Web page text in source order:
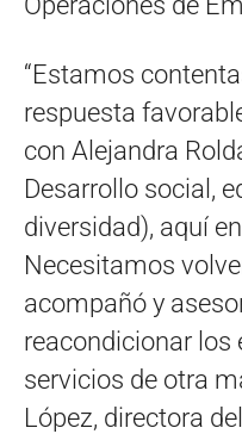
“Estamos
respuesta
con Alejandra
Desarrollo social,
diversidad), aquí
Necesitamos
acompañó y
reacondicionar los
servicios de otra
López, directora